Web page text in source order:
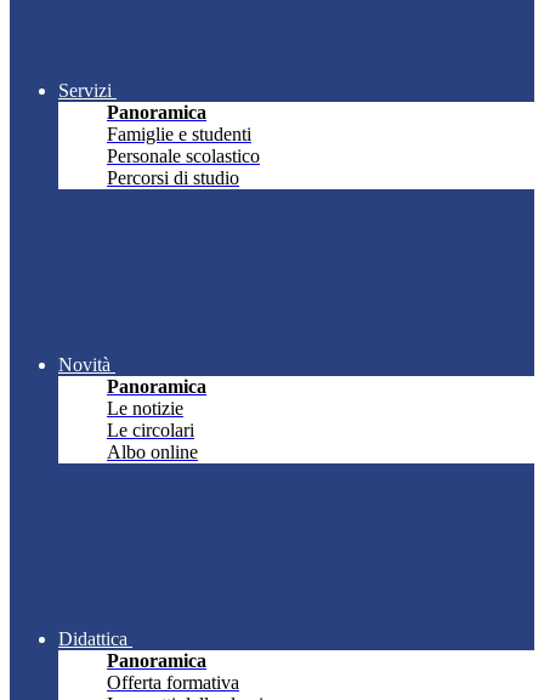
Servizi
Panoramica
Famiglie e studenti
Personale scolastico
Percorsi di studio
Novità
Panoramica
Le notizie
Le circolari
Albo online
Didattica
Panoramica
Offerta formativa